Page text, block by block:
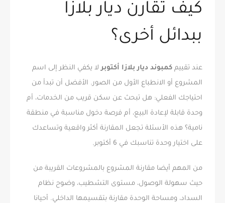
كيف تقارن ديار بلازا
ببدائل أخرى؟
عند تقييم كمبوند ديار بلازا أكتوبر لا يكفي النظر إلى اسم
المشروع أو الانطباع الأول من الصور. الأفضل أن تبدأ من
احتياجك الفعلي: هل تبحث عن سكن قريب من الخدمات، أم
وحدة قابلة لإعادة البيع، أم فرصة دخول مناسبة في منطقة
نامية؟ هذه الأسئلة تجعل المقارنة أكثر واقعية وتساعدك
على اختيار وحدة تناسبك في 6 أكتوبر.
من المهم أيضا مقارنة المشروع بالمشروعات القريبة من
حيث سهولة الوصول، مستوى التشطيب، وضوح نظام
السداد، ومساحة الوحدة مقارنة بتقسيمها الداخلي. أحيانا